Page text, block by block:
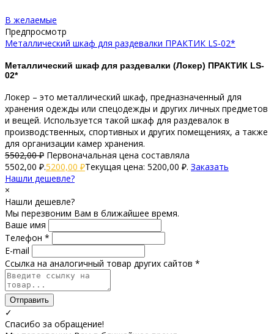
В желаемые
Предпросмотр
Металлический шкаф для раздевалки ПРАКТИК LS-02*
Металлический шкаф для раздевалки (Локер) ПРАКТИК LS-
02*
Локер – это металлический шкаф, предназначенный для
хранения одежды или спецодежды и других личных предметов
и вещей. Используется такой шкаф для раздевалок в
производственных, спортивных и других помещениях, а также
для организации камер хранения.
5502,00₽ Первоначальная цена составляла
5502,00 ₽.5200,00 ₽Текущая цена: 5200,00 ₽. Заказать
Нашли дешевле?
×
Нашли дешевле?
Мы перезвоним Вам в ближайшее время.
Ваше имя
Телефон *
E-mail
Ссылка на аналогичный товар других сайтов *
Отправить
✓
Спасибо за обращение!